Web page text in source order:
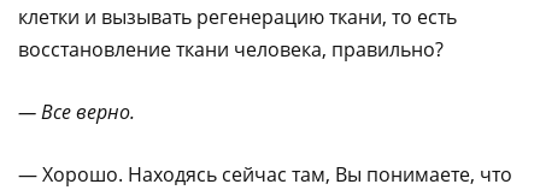
клетки и вызывать регенерацию ткани, то есть
восстановление ткани человека, правильно?
— Все верно.
— Хорошо. Находясь сейчас там, Вы понимаете, что